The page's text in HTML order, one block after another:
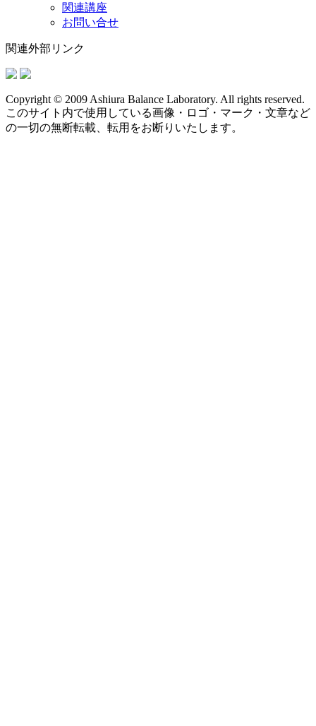
関連講座
お問い合せ
関連外部リンク
Copyright © 2009 Ashiura Balance Laboratory. All rights reserved.
このサイト内で使用している画像・ロゴ・マーク・文章など
の一切の無断転載、転用をお断りいたします。